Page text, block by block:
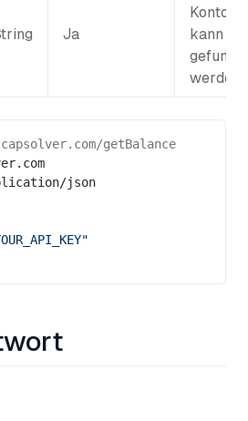
Ja
kann
werden
getBalance
json